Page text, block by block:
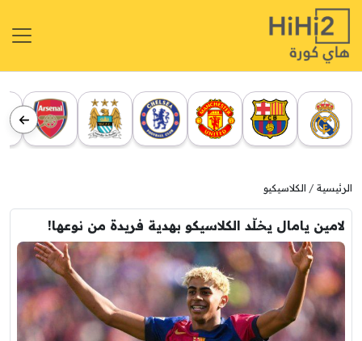
الرئيسية الكلاسيكيو
لامين يامال يخلّد الكلاسيكو بهدية فريدة من نوعها!